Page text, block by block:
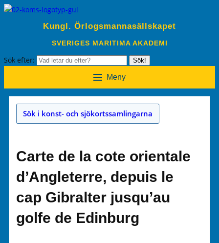
Kungl. Örlogsmannasällskapet
SVERIGES MARITIMA AKADEMI
Sök efter: Sök!
Meny
Sök i konst- och sjökortssamlingarna
Carte de la cote orientale
d’Angleterre, depuis le
cap Gibralter jusqu’au
golfe de Edinburg